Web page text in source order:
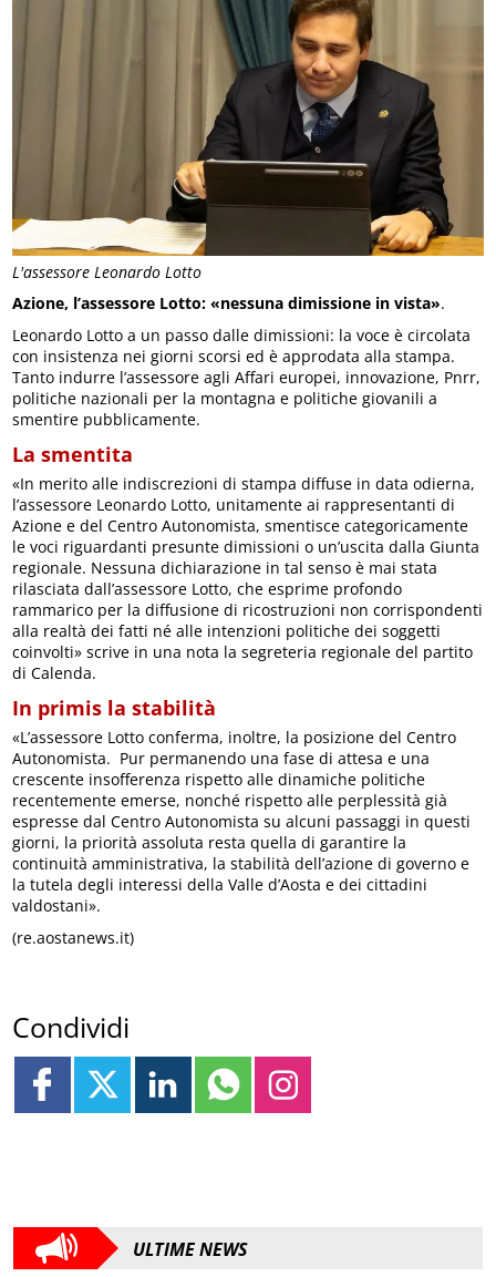
L'assessore Leonardo Lotto
Azione, l’assessore Lotto: «nessuna dimissione in vista».
Leonardo Lotto a un passo dalle dimissioni: la voce è circolata
con insistenza nei giorni scorsi ed è approdata alla stampa.
Tanto indurre l’assessore agli Affari europei, innovazione, Pnrr,
politiche nazionali per la montagna e politiche giovanili a
smentire pubblicamente.
La smentita
«In merito alle indiscrezioni di stampa diffuse in data odierna,
l’assessore Leonardo Lotto, unitamente ai rappresentanti di
Azione e del Centro Autonomista, smentisce categoricamente
le voci riguardanti presunte dimissioni o un’uscita dalla Giunta
regionale. Nessuna dichiarazione in tal senso è mai stata
rilasciata dall’assessore Lotto, che esprime profondo
rammarico per la diffusione di ricostruzioni non corrispondenti
alla realtà dei fatti né alle intenzioni politiche dei soggetti
coinvolti» scrive in una nota la segreteria regionale del partito
di Calenda.
In primis la stabilità
«L’assessore Lotto conferma, inoltre, la posizione del Centro
Autonomista. Pur permanendo una fase di attesa e una
crescente insofferenza rispetto alle dinamiche politiche
recentemente emerse, nonché rispetto alle perplessità già
espresse dal Centro Autonomista su alcuni passaggi in questi
giorni, la priorità assoluta resta quella di garantire la
continuità amministrativa, la stabilità dell’azione di governo e
la tutela degli interessi della Valle d’Aosta e dei cittadini
valdostani».
(re.aostanews.it)
Condividi
ULTIME NEWS